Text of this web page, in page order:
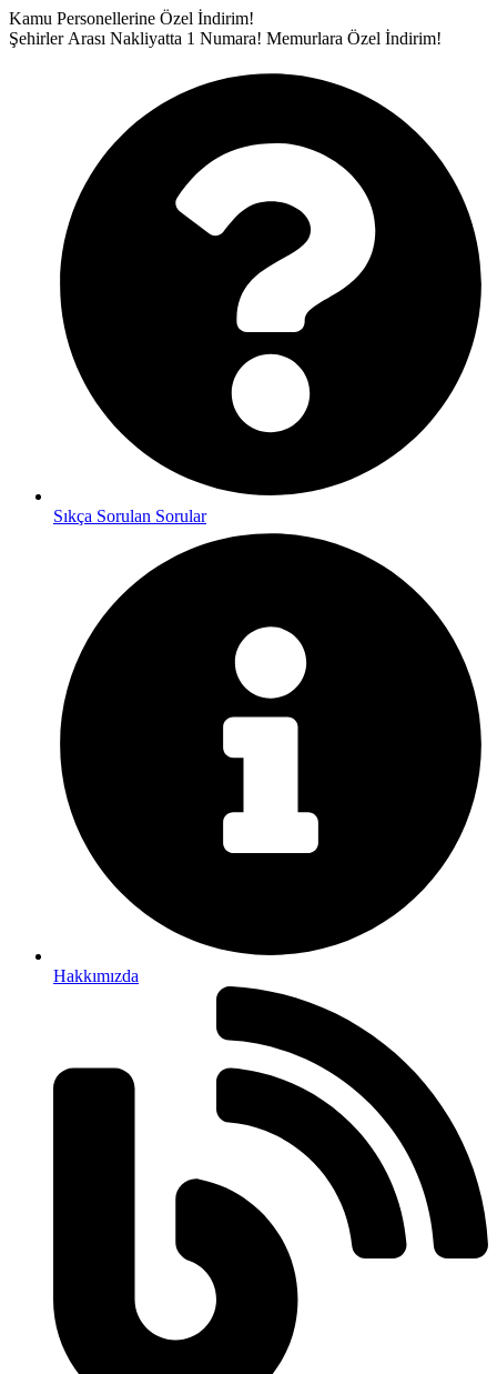
İçeriğe
atla
Kamu Personellerine Özel İndirim!
Şehirler Arası Nakliyatta 1 Numara! Memurlara Özel İndirim!
Sıkça Sorulan Sorular
Hakkımızda